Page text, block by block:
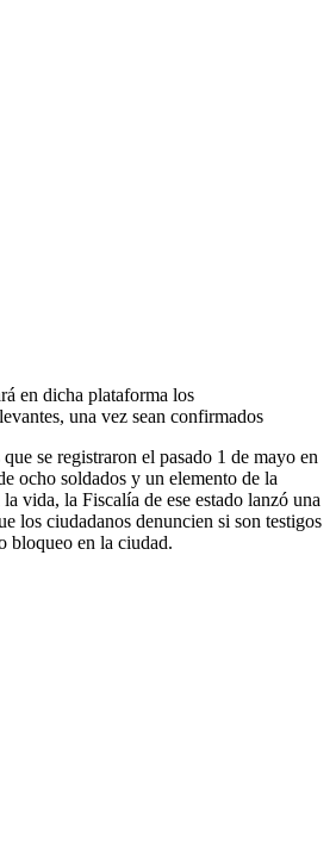
en dicha plataforma los
una vez sean confirmados
se registraron el pasado 1 de mayo en
ocho soldados y un elemento de la
vida, la Fiscalía de ese estado lanzó una
los ciudadanos denuncien si son testigos
bloqueo en la ciudad.